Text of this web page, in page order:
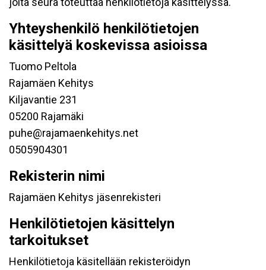
Yhteyshenkilö henkilötietojen
käsittelyä koskevissa asioissa
Tuomo Peltola
Rajamäen Kehitys
Kiljavantie 231
05200 Rajamäki
puhe@rajamaenkehitys.net
0505904301
Rekisterin nimi
Rajamäen Kehitys jäsenrekisteri
Henkilötietojen käsittelyn
tarkoitukset
Henkilötietoja käsitellään rekisteröidyn